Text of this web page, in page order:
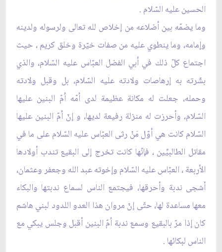
الحسين عليه السّلام .
وما يضمّه بين أضلاعه من إخلاص لله تعالى ولرسوله ولدينه
وإمامه، وما ينطوي عليه من صفات خيّرة وخلق كريم ، حيث
اجتماع كلّ ذلك في أبي الفضل العبّاس عليه السّلام، والذي
بشّرته به إرهاصات ولادته عليه السّلام، بل وقبل ولادته
وحمله، جعلت له مكانة عظيمة لدى اُمّه اُمّ البنين عليها
السّلام، وأحرزت له منزلة رفيعة لديها، و إنّ اُمّ البنين عليها
السّلام كانت هي أوّل مَنْ رثى العبّاس عليه السّلام على ما في
مقاتل الطالبيِّين ، فإنّها كانت تخرج إلى البقيع تندب أولادها
الأربعة ، العبّاس عليه السّلام وإخوته عبد الله وجعفر وعثمان،
أشجى ندبة وأحرقها، فيجتمع الناس لسماع ندبتها والبكاء
معها مساعدة لها، حتّى إنّ مروان هذا العدو اللدود لبني هاشم
كان إذا مرّ بالبقيع وسمع ندبة اُمّ البنين أقبل وجلس يبكي مع
الناس لبكائها .